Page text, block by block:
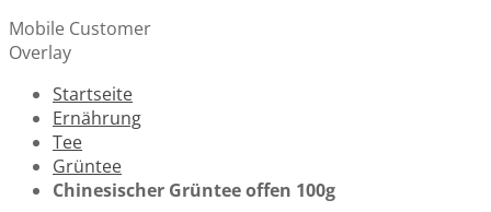
Mobile Customer
Overlay
Startseite
Ernährung
Tee
Grüntee
Chinesischer Grüntee offen 100g